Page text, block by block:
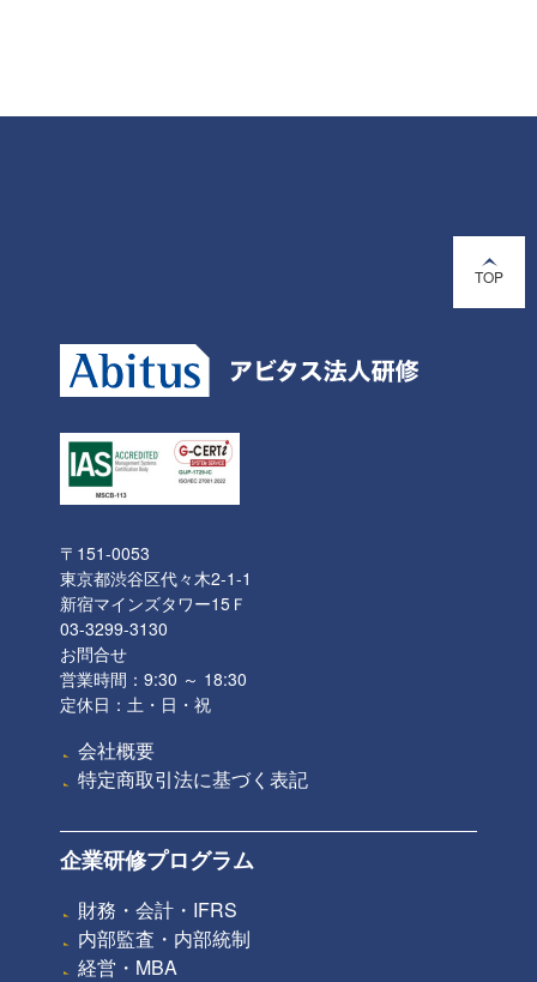
TOP
〒151-0053
東京都渋谷区代々木2-1-1
新宿マインズタワー15Ｆ
03-3299-3130
お問合せ
営業時間：9:30 ～ 18:30
定休日：土・日・祝
会社概要
特定商取引法に基づく表記
企業研修プログラム
財務・会計・IFRS
内部監査・内部統制
経営・MBA